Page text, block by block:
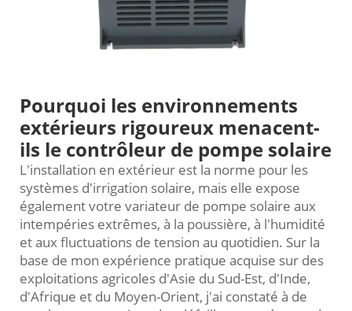
Pourquoi les environnements
extérieurs rigoureux menacent-
ils le contrôleur de pompe solaire
L'installation en extérieur est la norme pour les
systèmes d'irrigation solaire, mais elle expose
également votre variateur de pompe solaire aux
intempéries extrêmes, à la poussière, à l'humidité
et aux fluctuations de tension au quotidien. Sur la
base de mon expérience pratique acquise sur des
exploitations agricoles d'Asie du Sud-Est, d'Inde,
d'Afrique et du Moyen-Orient, j'ai constaté à de